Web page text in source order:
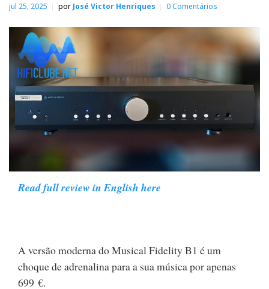
jul 25, 2025 por José Victor Henriques 0 Comentários
Read full review in English here
A versão moderna do Musical Fidelity B1 é um
choque de adrenalina para a sua música por apenas
699 €.